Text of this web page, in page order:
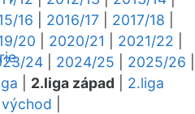
16 2016/17 2017/18
20 2020/21 2021/22
24 2024/25 2025/26
2.liga západ
2.liga